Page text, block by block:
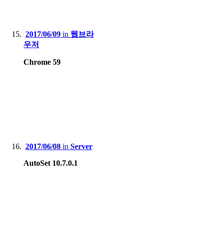
2017/06/09 in 웹브라
우저
Chrome 59
2017/06/08 in Server
AutoSet 10.7.0.1